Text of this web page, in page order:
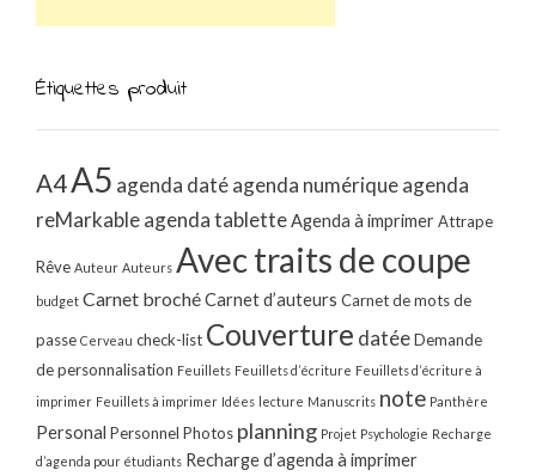
Étiquettes produit
A4A5 agenda datéagenda numériqueagenda
reMarkableagenda tabletteAgenda à imprimerAttrape
Rêve Auteur Auteurs Avec traits de coupe
budget Carnet brochéCarnet d’auteurs Carnet de mots de
passe Cerveau check-list Couverture datéeDemande
de personnalisation Feuillets Feuillets d’écriture Feuillets d’écriture à
imprimer Feuillets à imprimer Idées lecture Manuscrits note Panthère
Personal Personnel Photos planning Projet Psychologie Recharge
d’agenda pour étudiants Recharge d’agenda à imprimer